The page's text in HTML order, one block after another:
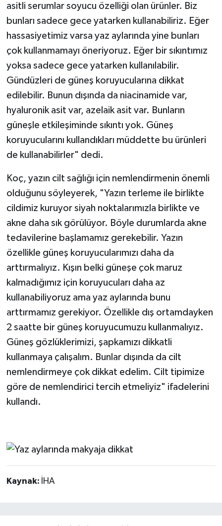
asitli serumlar soyucu özelliği olan ürünler. Biz
bunları sadece gece yatarken kullanabiliriz. Eğer
hassasiyetimiz varsa yaz aylarında yine bunları
çok kullanmamayı öneriyoruz. Eğer bir sıkıntımız
yoksa sadece gece yatarken kullanılabilir.
Gündüzleri de güneş koruyucularına dikkat
edilebilir. Bunun dışında da niacinamide var,
hyaluronik asit var, azelaik asit var. Bunların
güneşle etkileşiminde sıkıntı yok. Güneş
koruyucularını kullandıkları müddette bu ürünleri
de kullanabilirler" dedi.
Koç, yazın cilt sağlığı için nemlendirmenin önemli
olduğunu söyleyerek, "Yazın terleme ile birlikte
cildimiz kuruyor siyah noktalarımızla birlikte ve
akne daha sık görülüyor. Böyle durumlarda akne
tedavilerine başlamamız gerekebilir. Yazın
özellikle güneş koruyucularımızı daha da
arttırmalıyız. Kışın belki güneşe çok maruz
kalmadığımız için koruyucuları daha az
kullanabiliyoruz ama yaz aylarında bunu
arttırmamız gerekiyor. Özellikle dış ortamdayken
2 saatte bir güneş koruyucumuzu kullanmalıyız.
Güneş gözlüklerimizi, şapkamızı dikkatli
kullanmaya çalışalım. Bunlar dışında da cilt
nemlendirmeye çok dikkat edelim. Cilt tipimize
göre de nemlendirici tercih etmeliyiz" ifadelerini
kullandı.
Kaynak: İHA